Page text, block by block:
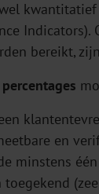
bereikt,
en
minstens